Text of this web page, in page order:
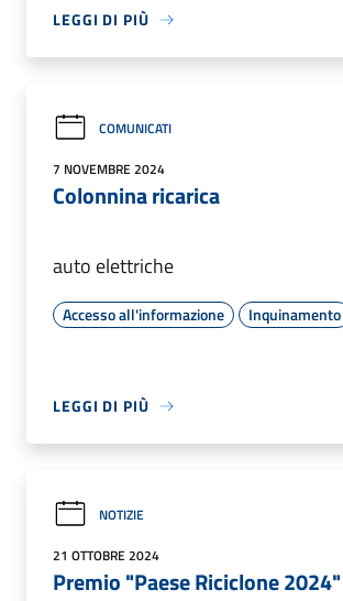
LEGGI DI PIÙ
COMUNICATI
7 NOVEMBRE 2024
Colonnina ricarica
auto elettriche
Accesso all'informazione Inquinamento
LEGGI DI PIÙ
NOTIZIE
21 OTTOBRE 2024
Premio "Paese Riciclone 2024"